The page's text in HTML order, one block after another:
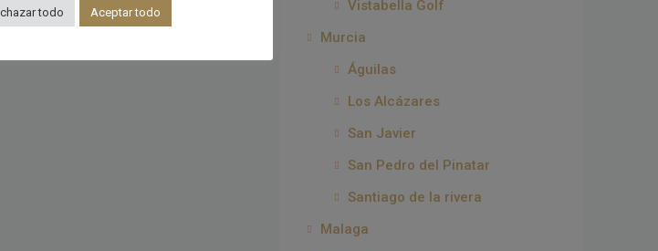
Vistabella Golf
Murcia
Águilas
Los Alcázares
San Javier
San Pedro del Pinatar
Santiago de la rivera
Malaga
todo Aceptar todo